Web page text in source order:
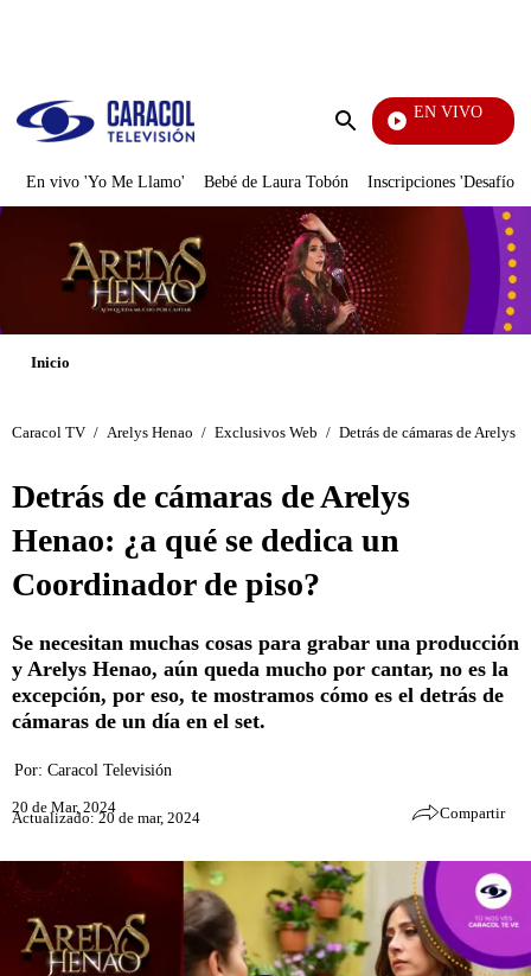
Enviar
EN VIVO
Vecinos
En vivo 'Yo Me Llamo' Bebé de Laura Tobón Inscripciones 'Desafío'
Inicio
Caracol TV / Arelys Henao / Exclusivos Web / Detrás de cámaras de Arelys
Detrás de cámaras de Arelys
Henao: ¿a qué se dedica un
Coordinador de piso?
Se necesitan muchas cosas para grabar una producción
y Arelys Henao, aún queda mucho por cantar, no es la
excepción, por eso, te mostramos cómo es el detrás de
cámaras de un día en el set.
Por: Caracol Televisión
20 de Mar, 2024
Actualizado: 20 de mar, 2024 Compartir